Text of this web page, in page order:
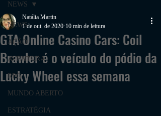
NEWS
AÇÃO
AVENTURA
RPG
MUNDO ABERTO
ESTRATÉGIA
NEWS
GTA Online Casino Cars: Coil
Brawler é o veículo do pódio da
Lucky Wheel essa semana
Natália Martin
1 de out. de 2020 10 min de leitura